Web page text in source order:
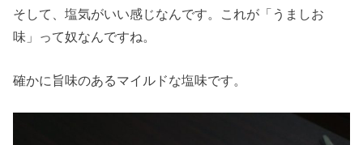
そして、塩気がいい感じなんです。これが「うましお
味」って奴なんですね。
確かに旨味のあるマイルドな塩味です。